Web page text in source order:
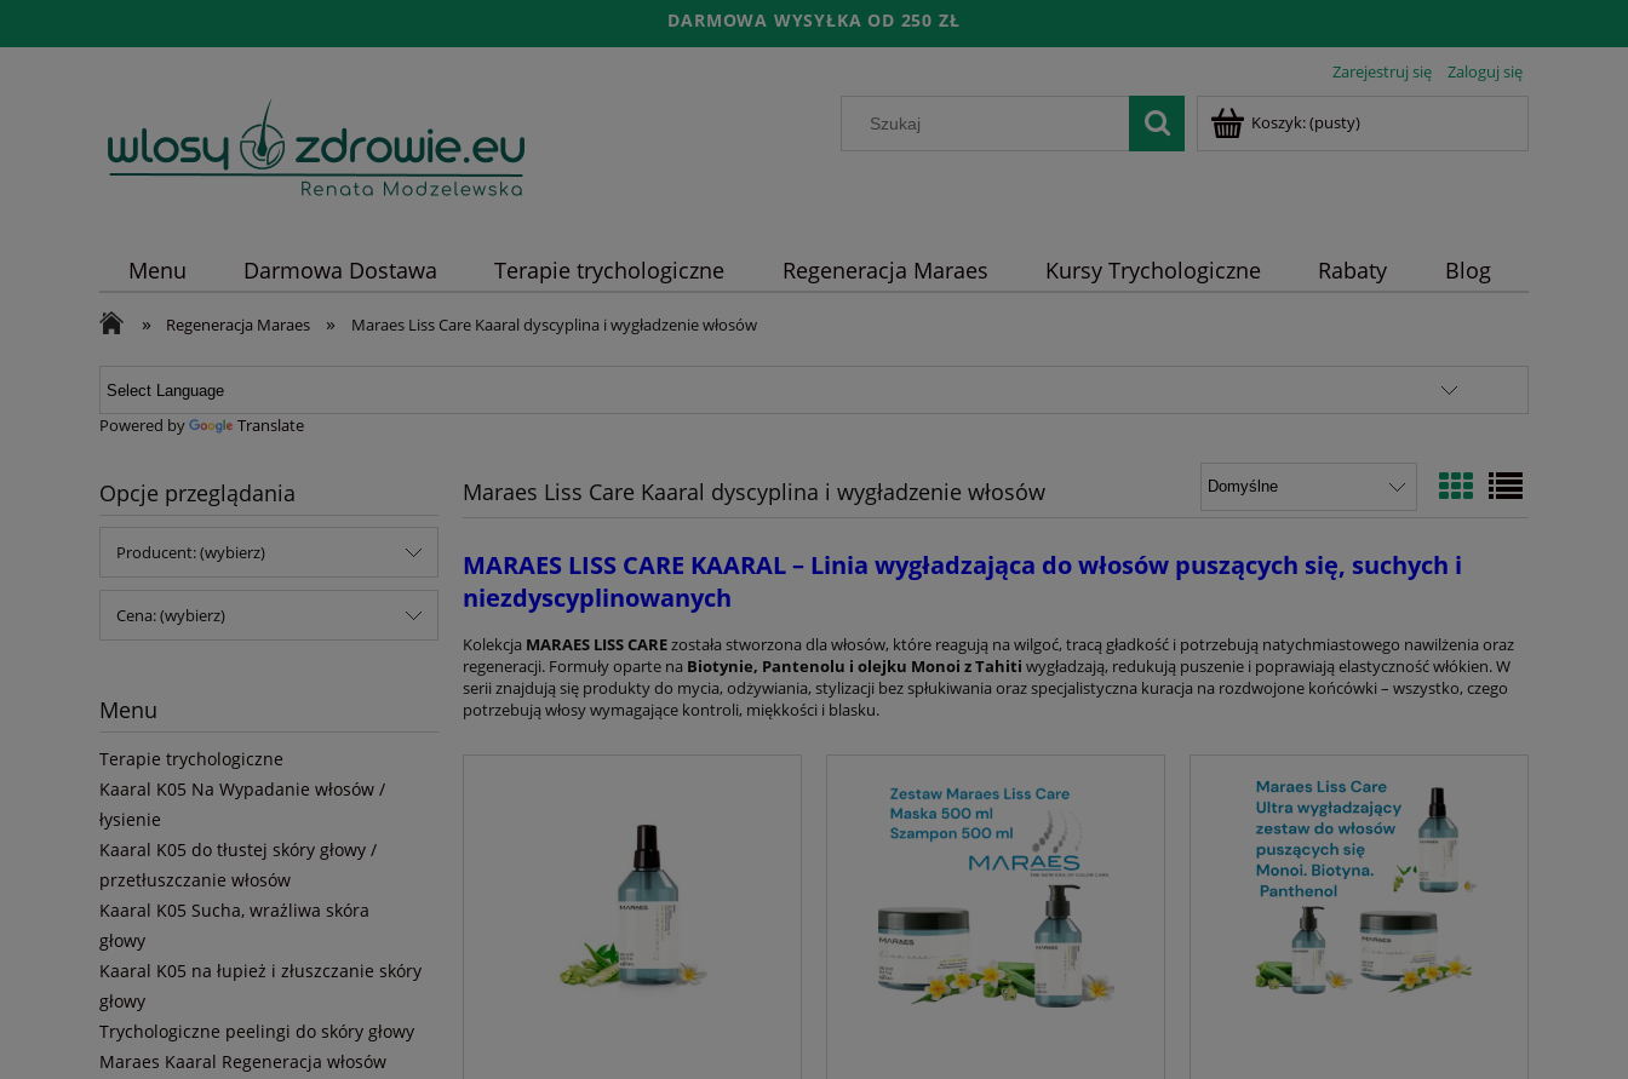
DARMOWA WYSYŁKA OD 250 ZŁ
Zarejestruj się Zaloguj się
Koszyk:(pusty)
Menu Darmowa Dostawa Terapie trychologiczne Regeneracja Maraes Kursy Trychologiczne Rabaty Blog
» Regeneracja Maraes » Maraes Liss Care Kaaral dyscyplina i wygładzenie włosów
Powered by Translate
Opcje przeglądania
Producent: (wybierz)
Cena: (wybierz)
Menu
Terapie trychologiczne
Kaaral K05 Na Wypadanie włosów /
łysienie
Kaaral K05 do tłustej skóry głowy /
przetłuszczanie włosów
Kaaral K05 Sucha, wrażliwa skóra
głowy
Kaaral K05 na łupież i złuszczanie skóry
głowy
Trychologiczne peelingi do skóry głowy
Maraes Kaaral Regeneracja włosów
Maraes Liss Care Kaaral dyscyplina i wygładzenie włosów
MARAES LISS CARE KAARAL – Linia wygładzająca do włosów puszących się, suchych i
niezdyscyplinowanych
Kolekcja MARAES LISS CAREzostała stworzona dla włosów, które reagują na wilgoć, tracą gładkość i potrzebują natychmiastowego nawilżenia oraz
regeneracji. Formuły oparte na Biotynie, Pantenolu i olejku Monoi z Tahiti wygładzają, redukują puszenie i poprawiają elastyczność włókien. W
serii znajdują się produkty do mycia, odżywiania, stylizacji bez spłukiwania oraz specjalistyczna kuracja na rozdwojone końcówki – wszystko, czego
potrzebują włosy wymagające kontroli, miękkości i blasku.